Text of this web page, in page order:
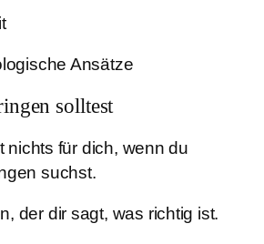
Ansätze
solltest
nichts für dich, wenn du
suchst.
der dir sagt, was richtig ist.